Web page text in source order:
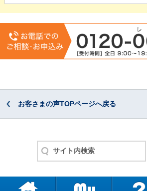
お客さまの声TOPページへ戻る